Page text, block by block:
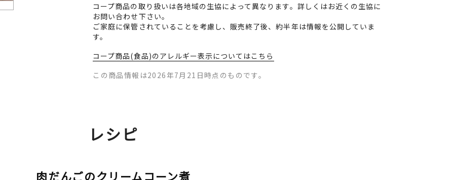
コープ商品の取り扱いは各地域の生協によって異なります。詳しくはお近くの生協に
お問い合わせ下さい。
ご家庭に保管されていることを考慮し、販売終了後、約半年は情報を公開していま
す。
コープ商品(食品)のアレルギー表示についてはこちら
この商品情報は2026年7月21日時点のものです。
レシピ
肉だんごのクリームコーン煮